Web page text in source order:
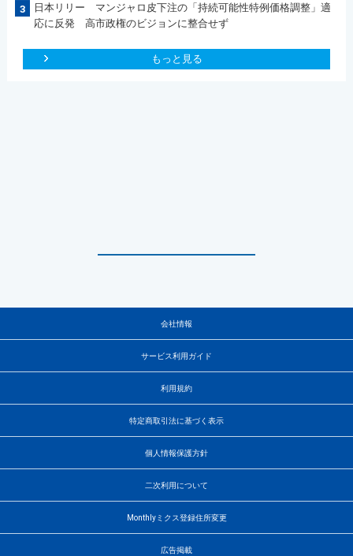
3
日本リリー マンジャロ皮下注の「持続可能性特例価格調整」適
応に反発 高市政権のビジョンに整合せず
もっと見る
会社情報
サービス利用ガイド
利用規約
特定商取引法に基づく表示
個人情報保護方針
二次利用について
Monthlyミクス登録住所変更
広告掲載